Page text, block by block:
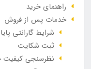
راهنمای خرید
خدمات پس از فروش
شرایط گارانتی
ثبت شکایت
نظرسنجی کیفیت